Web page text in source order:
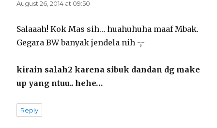
August 26, 2014 at 09:50
Salaaah! Kok Mas sih… huahuhuha maaf Mbak.
Gegara BW banyak jendela nih -,-
kirain salah2 karena sibuk dandan dg make
up yang ntuu.. hehe…
Reply